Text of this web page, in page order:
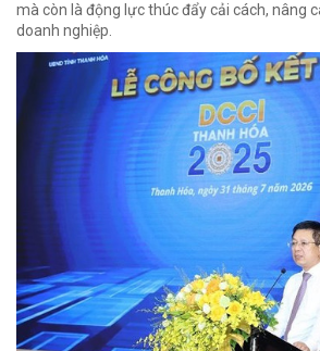
mà còn là động lực thúc đẩy cải cách, nâng
doanh nghiệp.